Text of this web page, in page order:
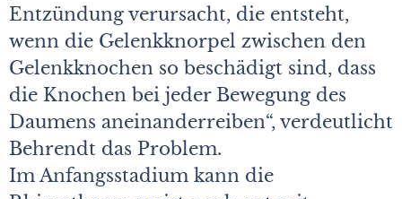
Entzündung verursacht, die entsteht,
wenn die Gelenkknorpel zwischen den
Gelenkknochen so beschädigt sind, dass
die Knochen bei jeder Bewegung des
Daumens aneinanderreiben“, verdeutlicht
Behrendt das Problem.
Im Anfangsstadium kann die